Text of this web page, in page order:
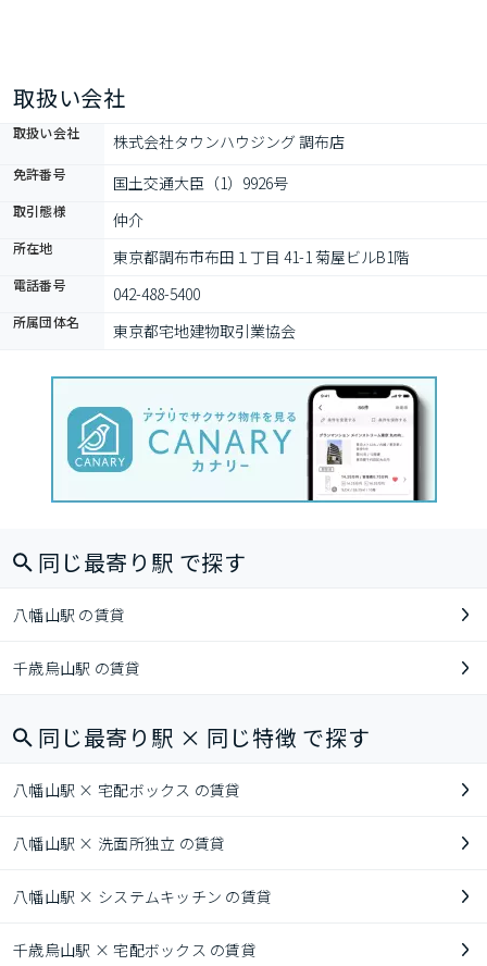
取扱い会社
取扱い会社 株式会社タウンハウジング 調布店
免許番号 国土交通大臣（1）9926号
取引態様 仲介
所在地 東京都調布市布田１丁目 41-1 菊屋ビルB1階
電話番号 042-488-5400
所属団体名 東京都宅地建物取引業協会
同じ最寄り駅 で探す
八幡山駅 の賃貸
千歳烏山駅 の賃貸
同じ最寄り駅 × 同じ特徴 で探す
八幡山駅 × 宅配ボックス の賃貸
八幡山駅 × 洗面所独立 の賃貸
八幡山駅 × システムキッチン の賃貸
千歳烏山駅 × 宅配ボックス の賃貸